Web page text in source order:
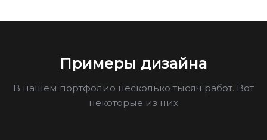
Примеры дизайна
В нашем портфолио несколько тысяч работ. Вот
некоторые из них